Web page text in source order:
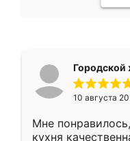
Городской
10 августа
Мне
кухня